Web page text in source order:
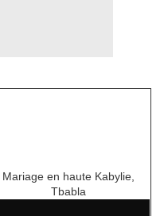
Mariage en haute Kabylie,
Tbabla